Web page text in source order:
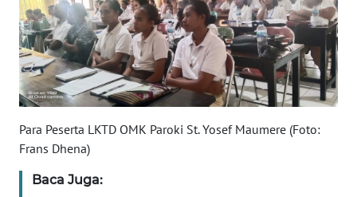
Para Peserta LKTD OMK Paroki St. Yosef Maumere (Foto:
Frans Dhena)
Baca Juga:
BARAT
WN
RIAU
SERAMBI
WN